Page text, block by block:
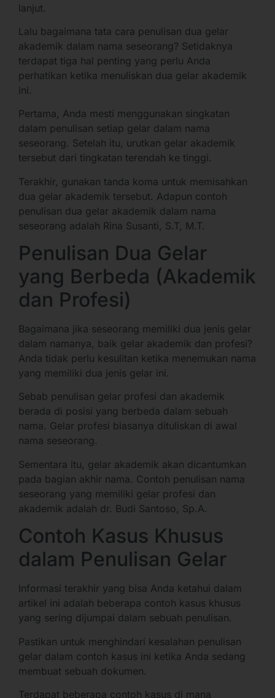
lanjut.
Lalu bagaimana tata cara penulisan dua gelar
akademik dalam nama seseorang? Setidaknya
terdapat tiga hal penting yang perlu Anda
perhatikan ketika menuliskan dua gelar akademik
ini.
Pertama, Anda mesti menggunakan singkatan
dalam penulisan setiap gelar dalam nama
seseorang. Setelah itu, urutkan gelar akademik
tersebut dari tingkatan terendah ke tinggi.
Terakhir, gunakan tanda koma untuk memisahkan
dua gelar akademik tersebut. Adapun contoh
penulisan dua gelar akademik dalam nama
seseorang adalah Rina Susanti, S.T, M.T.
Penulisan Dua Gelar
yang Berbeda (Akademik
dan Profesi)
Bagaimana jika seseorang memiliki dua jenis gelar
dalam namanya, baik gelar akademik dan profesi?
Anda tidak perlu kesulitan ketika menemukan nama
yang memiliki dua jenis gelar ini.
Sebab penulisan gelar profesi dan akademik
berada di posisi yang berbeda dalam sebuah
nama. Gelar profesi biasanya dituliskan di awal
nama seseorang.
Sementara itu, gelar akademik akan dicantumkan
pada bagian akhir nama. Contoh penulisan nama
seseorang yang memiliki gelar profesi dan
akademik adalah dr. Budi Santoso, Sp.A.
Contoh Kasus Khusus
dalam Penulisan Gelar
Informasi terakhir yang bisa Anda ketahui dalam
artikel ini adalah beberapa contoh kasus khusus
yang sering dijumpai dalam sebuah penulisan.
Pastikan untuk menghindari kesalahan penulisan
gelar dalam contoh kasus ini ketika Anda sedang
membuat sebuah dokumen.
Terdapat beberapa contoh kasus di mana